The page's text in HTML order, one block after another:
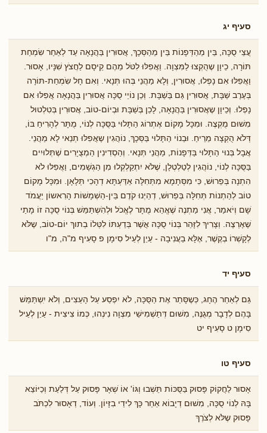
סעיף יג
עֲצֵי סֻכָּה, בֵּין מֵהַדְּפָנוֹת בֵּין מֵהַסְּכָךְ, אֲסוּרִין בַּהֲנָאָה עַד לְאַחַר שִׂמְחַת
תּוֹרָה, כֵיוָן שֶהֻקְצוּ לַמִּצְוָה. וַאֲפִלּוּ לִטֹּל מֵהֶם קֵיסָם לַחֲצֹץ שִׁנָּיו, אָסוּר.
וַאֲפִלּוּ אִם נָפְלוּ, אֲסוּרִין, וְלָא מַהֲנֵי בְּהוּ תְּנָאי. וְאִם חָל שִֹמְחַת-תּוֹרָה
בְּעֶרֶב שַׁבָּת, אֲסוּרִין גַּם בַּשַׁבָּת. וְכֵן נוֹיֵי סֻכָּה אֲסוּרִין בַּהֲנָאָה אֲפִלּוּ אִם
נָפְלוּ. וְכֵיוָן שֶאֲסוּרִין בַּהֲנָאָה, לָכֵן בְּשַׁבָּת וּבְיוֹם-טוֹב, אֲסוּרִין בְּטִלְטוּל
מִשׁוּם מֻקְצֶה. וּמִכָּל מָקוֹם אֶתְרוֹג הַתָּלוּי בַּסֻּכָּה לְנוֹי, מֻתָּר לְהָרִיחַ בּוֹ,
דְּלֹא הֻקְצָה מֵרֵיחַ. וּבַנוֹי הַתָּלוּי בַּסְּכָךְ, נוֹהֲגִין שֶאֲפִלּוּ תְנַאי לָא מַהֲנֵי.
אֲבָל בְּנוּי הַתָּלוּי בַּדְּפָנוֹת, מַהֲנֵי תְּנָאי. וְהַסְדִינִין הַמְצֻיָרִים שֶׁתְּלוּיִים
בַּסֻּכָּה לְנוֹי, נוֹהֲגִין לְטַלְטְלָן, שֶׁלֹּא יִתְקַלְקְלוּ מִן הַגְשָׁמִים, וַאֲפִלּוּ לֹא
הִתְנָה בְּפֵרוּשׁ, כִּי מִסְּתָמָא מִתְּחִלָּה אַדַּעְתָּא דְהָכִי תְּלָאָן. וּמִכָּל מָקוֹם
טוֹב לְהַתְנוֹת תְּחִלָּה בְּפֵרוּשׁ, דְהַיְנוּ קֹדֶם בֵּין-הַשְׁמָשׁוֹת הָרִאשוֹן יַעֲמֹד
ֹשָם וְיֹאמַר, אֲנִי מַתְנֶה שֶׁאֱהֵא מֻתָּר לֶאֱכֹל וּלְהִֹשְתַּמֵּשׁ בְּנוֹי סֻכָּה זוֹ מָתַי
ֹשֶאֶרְצֶה. וְצָרִיךְ לִזָּהֵר בְּנוֹי סֻכָּה אֲשֶׁר בְּדַעְתּוֹ לִטְּלוֹ בְתוךְ יוֹם-טוֹב, שֶלֹּא
לְקָשְׁרוֹ בְקֶשֶׁר, אֶלָּא בַעֲנִיבָה - עַיֵן לְעֵיל סִימָן פ סָעִיף מ"ה, מ"ו
סעיף יד
גַּם לְאַחַר הֶחָג, כְּשֶסָּתַר אֶת הַסֻּכָּה, לֹא יִפְסַע עַל הָעֵצִים, וְלֹא יִִשְתַּמֵּשׁ
בָּהֶם לְדָבָר מְגֻנֶּה, מִשׁוּם דְּתַשְׁמִישֵׁי מִצְוָה נִינְהוּ, כְּמוֹ צִיצִית - עַיֵן לְעֵיל
סִימָן ט סָעִיף יט
סעיף טו
אָסוּר לַחֲקוֹק פָּסוּק בַּסֻּכּוֹת תֵּשְׁבוּ וְגּוֹ' אוֹ ֹשְאָר פָּסוּק עַל דְּלַעַת וְכַיּוֹצֵא
בָּהּ לְנוֹי סֻכָּה, מִשׁוּם דְיָבוֹא אַחַר כָּךְ לִידֵי בִזָּיוֹן. וְעוֹד, דְאָסוּר לִכְתֹּב
פָּסוּק שֶלֹּא לְצֹרֶךְ